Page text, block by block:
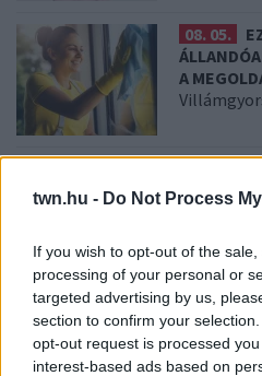
twn.hu - Do Not Process
If you wish to opt-out of the
processing of your personal or
targeted advertising by us,
section to confirm your
opt-out request is processed
interest-based ads based on
08. 05.
A
ÚJRA
08. 03.
HA MINDIG EZT A
RENDKÍVÜL MAGAS ÉRZELMI
Te szoktad?